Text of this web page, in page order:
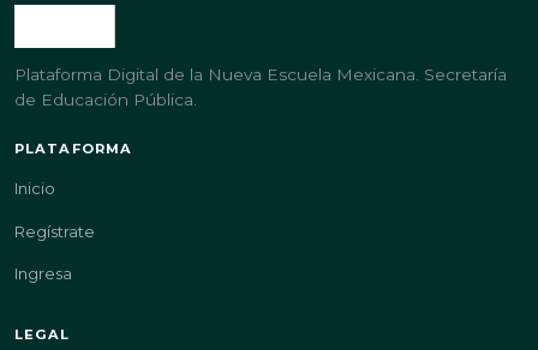
Plataforma Digital de la Nueva Escuela Mexicana. Secretaría
de Educación Pública.
PLATAFORMA
Inicio
Regístrate
Ingresa
LEGAL